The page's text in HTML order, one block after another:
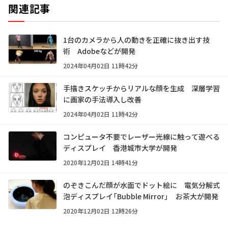
関連記事
1台のカメラから人の動きを正確に抜き出す技
術 Adobeなどが開発
2024年04月02日 11時42分
手描きスケッチからリアルな顔を生成 深層学習
に画家の手法導入し改善
2024年04月02日 11時42分
コンピュータ不要でレーザー光線に触って遊べる
ディスプレイ 香港城市大学が開発
2020年12月02日 14時41分
のぞきこんだ顔が水面でドット絵に 電気分解式
泡ディスプレイ「Bubble Mirror」 お茶大が開発
2020年12月02日 12時26分